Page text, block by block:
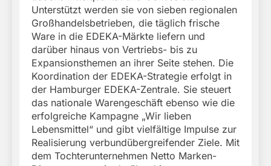
Unterstützt werden sie von sieben regionalen
Großhandelsbetrieben, die täglich frische
Ware in die EDEKA-Märkte liefern und
darüber hinaus von Vertriebs- bis zu
Expansionsthemen an ihrer Seite stehen. Die
Koordination der EDEKA-Strategie erfolgt in
der Hamburger EDEKA-Zentrale. Sie steuert
das nationale Warengeschäft ebenso wie die
erfolgreiche Kampagne „Wir lieben
Lebensmittel“ und gibt vielfältige Impulse zur
Realisierung verbundübergreifender Ziele. Mit
dem Tochterunternehmen Netto Marken-